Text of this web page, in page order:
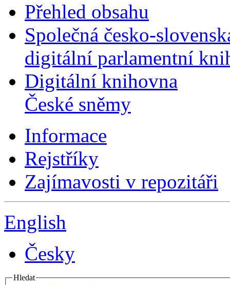
Přehled obsahu
Společná česko-
digitální parlamentní
Digitální knihovna
České sněmy
Informace
Rejstříky
Zajímavosti v repozitáři
English
Česky
Hledat